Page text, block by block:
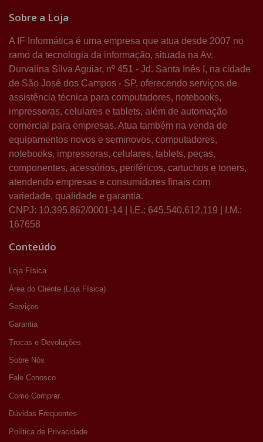
Sobre a Loja
A IF Informática é uma empresa que atua desde 2007 no
ramo da tecnologia da informação, situada na Av.
Durvalina Silva Aguiar, nº 451 - Jd. Santa Inês I, na cidade
de São José dos Campos - SP, oferecendo serviços de
assistência técnica para computadores, notebooks,
impressoras, celulares e tablets, além de automação
comercial para empresas. Atua também na venda de
equipamentos novos e seminovos, computadores,
notebooks, impressoras, celulares, tablets, peças,
componentes, acessórios, periféricos, cartuchos e toners,
atendendo empresas e consumidores finais com
variedade, qualidade e garantia.
CNPJ: 10.395.862/0001-14 | I.E.: 645.540.612.119 | I.M.:
167658
Conteúdo
Loja Física
Área do Cliente (Loja Física)
Serviços
Garantia
Trocas e Devoluções
Sobre Nós
Fale Conosco
Como Comprar
Dúvidas Frequentes
Política de Privacidade